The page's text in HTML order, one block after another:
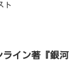
ト
ライン著『銀河